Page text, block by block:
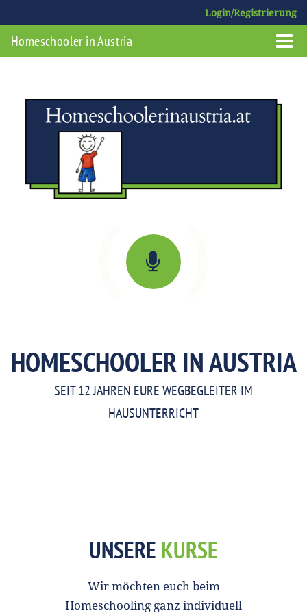
Login/Registrierung
Homeschooler in Austria
HOMESCHOOLER IN AUSTRIA
SEIT 12 JAHREN EURE WEGBEGLEITER IM
HAUSUNTERRICHT
UNSERE KURSE
Wir möchten euch beim
Homeschooling ganz individuell